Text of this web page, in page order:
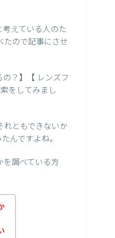
えている人のた
たので記事にさせ
？】【 レンズフ
をしてみまし
れともできないか
んですよね。
調べている方